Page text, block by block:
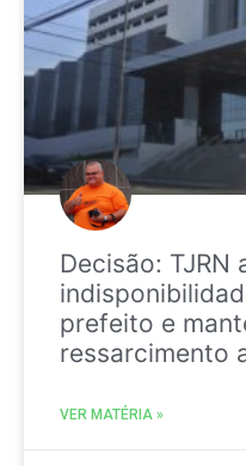
Decisão: TJRN
prefeito e
ressarcimento
VER MATÉRIA »